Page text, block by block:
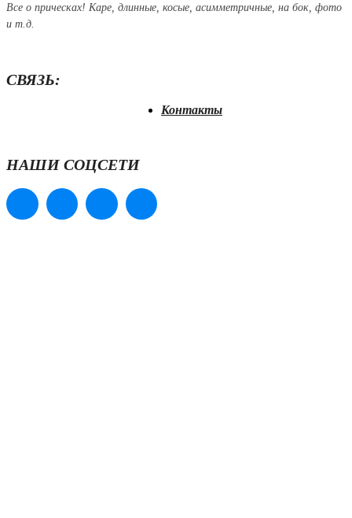
Все о прическах! Каре, длинные, косые, асимметричные, на бок, фото
и т.д.
СВЯЗЬ:
Контакты
НАШИ СОЦСЕТИ